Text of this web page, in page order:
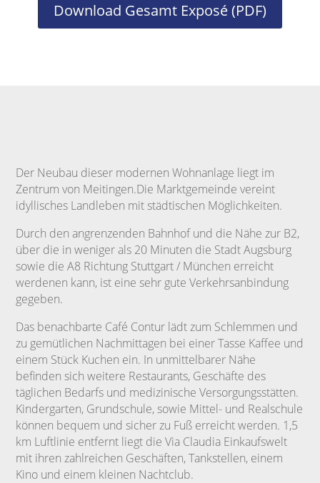
Download Gesamt Exposé (PDF)
Der Neubau dieser modernen Wohnanlage liegt im
Zentrum von Meitingen.Die Marktgemeinde vereint
idyllisches Landleben mit städtischen Möglichkeiten.
Durch den angrenzenden Bahnhof und die Nähe zur B2,
über die in weniger als 20 Minuten die Stadt Augsburg
sowie die A8 Richtung Stuttgart / München erreicht
werdenen kann, ist eine sehr gute Verkehrsanbindung
gegeben.
Das benachbarte Café Contur lädt zum Schlemmen und
zu gemütlichen Nachmittagen bei einer Tasse Kaffee und
einem Stück Kuchen ein. In unmittelbarer Nähe
befinden sich weitere Restaurants, Geschäfte des
täglichen Bedarfs und medizinische Versorgungsstätten.
Kindergarten, Grundschule, sowie Mittel- und Realschule
können bequem und sicher zu Fuß erreicht werden. 1,5
km Luftlinie entfernt liegt die Via Claudia Einkaufswelt
mit ihren zahlreichen Geschäften, Tankstellen, einem
Kino und einem kleinen Nachtclub.